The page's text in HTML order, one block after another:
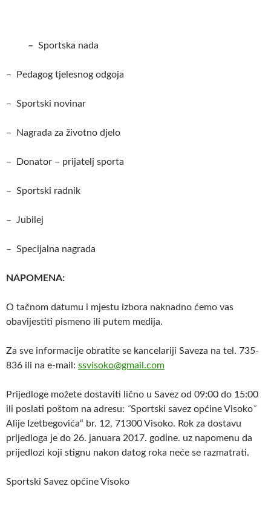
– Sportska nada
– Pedagog tjelesnog odgoja
– Sportski novinar
– Nagrada za životno djelo
– Donator – prijatelj sporta
– Sportski radnik
– Jubilej
– Specijalna nagrada
NAPOMENA:
O tačnom datumu i mjestu izbora naknadno ćemo vas
obavijestiti pismeno ili putem medija.
Za sve informacije obratite se kancelariji Saveza na tel. 735-
836 ili na e-mail: ssvisoko@gmail.com
Prijedloge možete dostaviti lično u Savez od 09:00 do 15:00
ili poslati poštom na adresu: ˝Sportski savez općine Visoko˝
Alije Izetbegovića“ br. 12, 71300 Visoko. Rok za dostavu
prijedloga je do 26. januara 2017. godine. uz napomenu da
prijedlozi koji stignu nakon datog roka neće se razmatrati.
Sportski Savez općine Visoko